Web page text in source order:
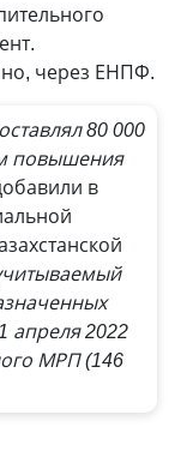
через ЕНПФ.
80 000
повышения
в
апреля 2022
МРП (146